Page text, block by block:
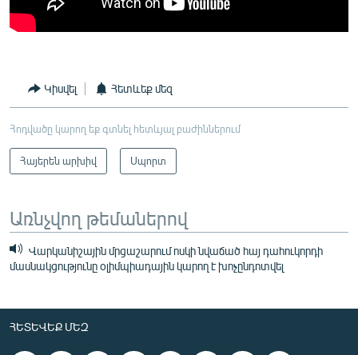
Կիսվել Հետևեք մեզ
Հոդվածը կարող եք գտնել հետևյալ բաժիններում
Հայերեն արխիվ Սպորտ
Առնչվող թեմաներով
Վարկանիշային մրցաշարում ոսկի նվաճած հայ դահուկորդի
մասնակցությունը օլիմպիադային կարող է խոչընդոտվել
ՀԵՏԵՎԵՔ ՄԵԶ